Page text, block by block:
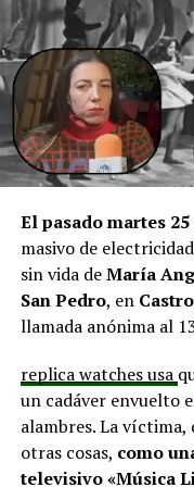
agregando que en su
aprobadas que aún
infraestructura del
y el cierre
fundamentales para
El alcalde de
situación similar,
proyectos elegibles
que hasta la fecha
si se entregarán los
estos son proyectos
hace tiempo y que
En la comuna de
Yáñezindicó que
a los municipios en
que durante el año se
El pasado martes
masivo de
sin vida deMaría
San Pedro, en Castro
llamada anónima al
replica watches usa
un cadáver envuelto
alambres. La víctima,
otras cosas, como
televisivo «Música